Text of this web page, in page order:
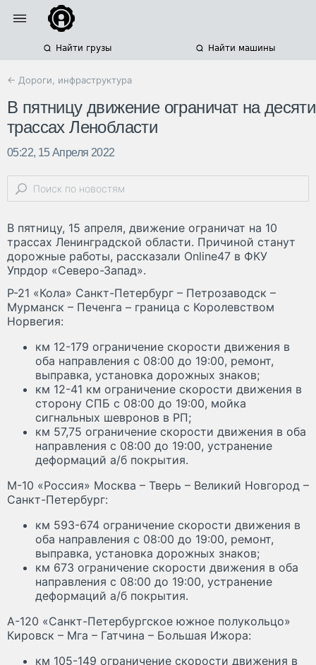
Найти грузы Найти машины
← Дороги, инфраструктура
В пятницу движение ограничат на десяти
трассах Ленобласти
05:22, 15 Апреля 2022
В пятницу, 15 апреля, движение ограничат на 10
трассах Ленинградской области. Причиной станут
дорожные работы, рассказали Online47 в ФКУ
Упрдор «Северо-Запад».
Р-21 «Кола» Санкт-Петербург – Петрозаводск –
Мурманск – Печенга – граница с Королевством
Норвегия:
км 12-179 ограничение скорости движения в
оба направления с 08:00 до 19:00, ремонт,
выправка, установка дорожных знаков;
км 12-41 км ограничение скорости движения в
сторону СПБ с 08:00 до 19:00, мойка
сигнальных шевронов в РП;
км 57,75 ограничение скорости движения в оба
направления с 08:00 до 19:00, устранение
деформаций а/б покрытия.
М-10 «Россия» Москва – Тверь – Великий Новгород –
Санкт-Петербург:
км 593-674 ограничение скорости движения в
оба направления с 08:00 до 19:00, ремонт,
выправка, установка дорожных знаков;
км 673 ограничение скорости движения в оба
направления с 08:00 до 19:00, устранение
деформаций а/б покрытия.
А-120 «Санкт-Петербургское южное полукольцо»
Кировск – Мга – Гатчина – Большая Ижора:
км 105-149 ограничение скорости движения в